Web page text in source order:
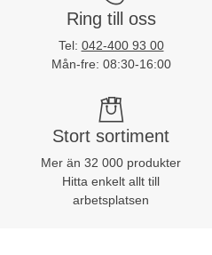
Ring till oss
Tel: 042-400 93 00
Mån-fre: 08:30-16:00
Stort sortiment
Mer än 32 000 produkter
Hitta enkelt allt till
arbetsplatsen